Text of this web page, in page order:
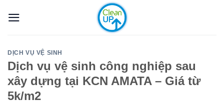
qua
DỊCH VỤ VỆ SINH
Dịch vụ vệ sinh công nghiệp sau
xây dựng tại KCN AMATA – Giá từ
5k/m2